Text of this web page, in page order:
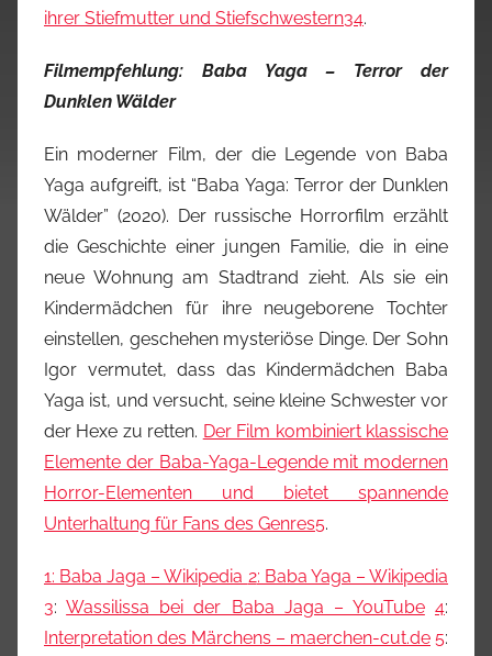
ihrer Stiefmutter und Stiefschwestern34.
Filmempfehlung: Baba Yaga – Terror der
Dunklen Wälder
Ein moderner Film, der die Legende von Baba
Yaga aufgreift, ist “Baba Yaga: Terror der Dunklen
Wälder” (2020). Der russische Horrorfilm erzählt
die Geschichte einer jungen Familie, die in eine
neue Wohnung am Stadtrand zieht. Als sie ein
Kindermädchen für ihre neugeborene Tochter
einstellen, geschehen mysteriöse Dinge. Der Sohn
Igor vermutet, dass das Kindermädchen Baba
Yaga ist, und versucht, seine kleine Schwester vor
der Hexe zu retten. Der Film kombiniert klassische
Elemente der Baba-Yaga-Legende mit modernen
Horror-Elementen und bietet spannende
Unterhaltung für Fans des Genres5.
1: Baba Jaga – Wikipedia 2: Baba Yaga – Wikipedia
3:Wassilissa bei der Baba Jaga – YouTube 4:
Interpretation des Märchens – maerchen-cut.de 5: